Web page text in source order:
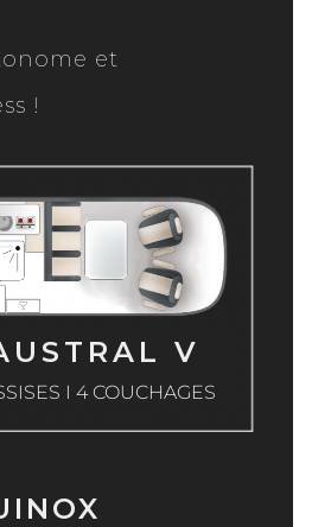
et
!
I 4 COUCHAGES
V
EXPLORER